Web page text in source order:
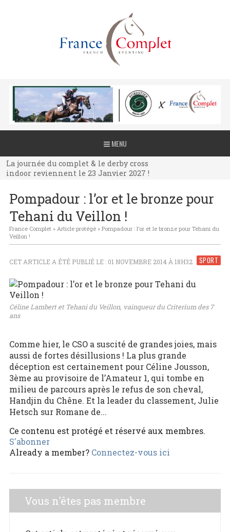
MENU
La journée du complet & le derby cross
indoor reviennent le 23 Janvier 2027 !
La journée du complet & le derby cross
indoor reviennent le 23 Janvier 2027 !
indoor reviennent le 23 Janvier 2027 !
Pompadour : l’or et le bronze pour
Tehani du Veillon !
France Complet» Article protégé» Pompadour : l’or et le bronze pour Tehani du
Veillon !
SPORT
CET ARTICLE A ÉTÉ PUBLIÉ LE : 01 NOVEMBRE 2014 À 18H32
Céline Lambert et Tehani du Veillon, vainqueur du Criterium des 7
ans
Comme hier, le CSO a suscité de grandes joies, mais
aussi de fortes désillusions ! La plus grande
déception est certainement pour Céline Jousson,
3ème au provisoire de l’Amateur 1, qui tombe en
milieu de parcours après le refus de son cheval,
Handjin du Chêne. Et la leader du classement, Julie
Hetsch sur Romane de...
Ce contenu est protégé et réservé aux membres.
S'abonner
Already a member? Connectez-vous ici
Vous n'êtes pas membre